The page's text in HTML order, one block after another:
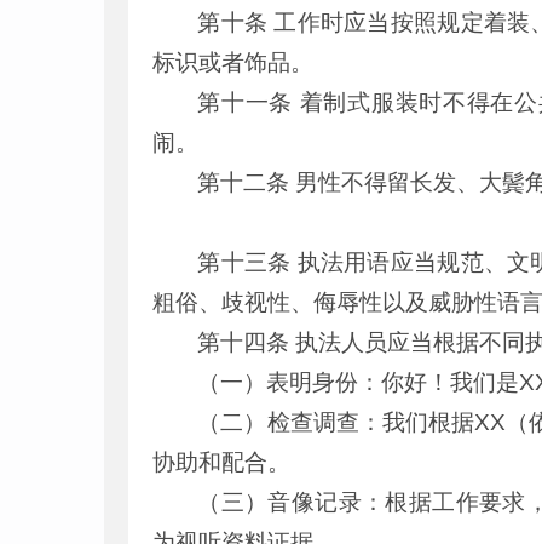
第十条 工作时应当按照规定着
标识或者饰品。
第十一条 着制式服装时不得在
闹。
第十二条 男性不得留长发、大鬓
第十三条 执法用语应当规范、
粗俗、歧视性、侮辱性以及威胁性语
第十四条 执法人员应当根据不同
（一）表明身份：你好！我们是
（二）检查调查：我们根据XX
协助和配合。
（三）音像记录：根据工作要